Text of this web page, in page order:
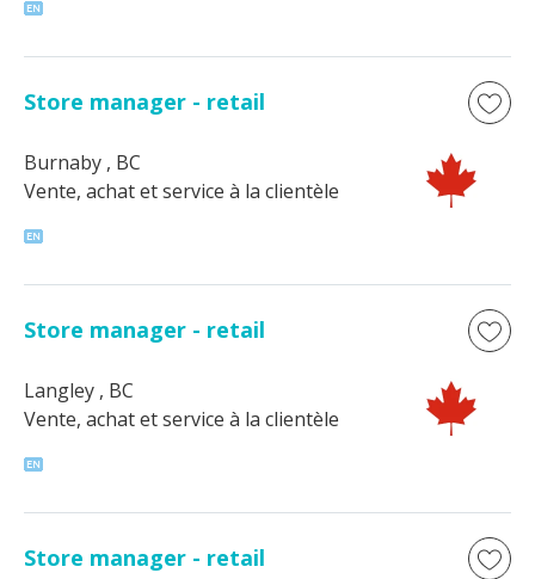
Store manager - retail
Burnaby , BC
Vente, achat et service à la clientèle
Store manager - retail
Langley , BC
Vente, achat et service à la clientèle
Store manager - retail